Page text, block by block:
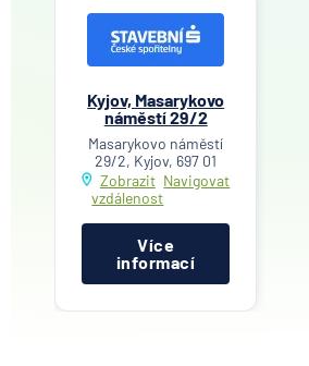
Kyjov, Masarykovo
náměstí 29/2
Masarykovo náměstí
29/2, Kyjov, 697 01
Zobrazit
vzdálenost
Navigovat
Více
informací